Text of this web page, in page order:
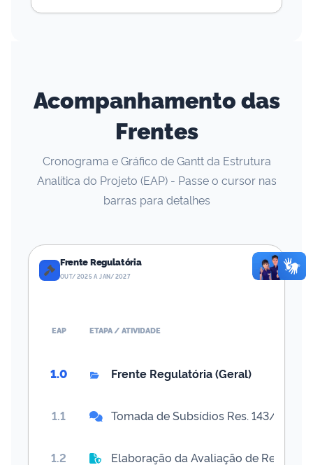
Acompanhamento das
Frentes
Cronograma e Gráfico de Gantt da Estrutura
Analítica do Projeto (EAP) - Passe o cursor nas
barras para detalhes
Frente Regulatória
OUT/2025 A JAN/2027
EAP ETAPA / ATIVIDADE
1.0 Frente Regulatória (Geral)
1.1 Tomada de Subsídios Res. 143/2023
1.2 Elaboração da Avaliação de